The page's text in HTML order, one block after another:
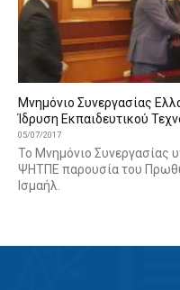
Μνημόνιο Συνεργασίας
Ίδρυση Εκπαιδευτικού
05/07/2017
To Μνημόνιο Συνεργασίας
ΨΗΤΠΕ παρουσία του
Ισμαήλ.